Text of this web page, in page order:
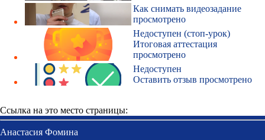
Как снимать видеозадание
просмотрено
Недоступен (стоп-урок)
Итоговая аттестация
просмотрено
Недоступен
Оставить отзыв просмотрено
Ссылка на это место страницы:
Анастасия Фомина